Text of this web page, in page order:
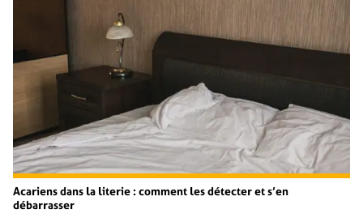
Acariens dans la literie : comment les détecter et s’en
débarrasser